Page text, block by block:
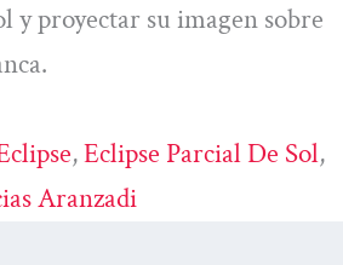
y proyectar su imagen sobre
, Eclipse Parcial De Sol
Aranzadi